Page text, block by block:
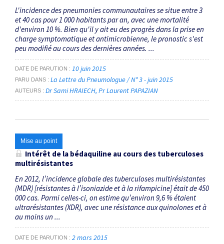
L'incidence des pneumonies communautaires se situe entre 3
et 40 cas pour 1 000 habitants par an, avec une mortalité
d'environ 10 %. Bien qu'il y ait eu des progrès dans la prise en
charge symptomatique et antimicrobienne, le pronostic s'est
peu modifié au cours des dernières années. ...
DATE DE PARUTION 10 juin 2015
PARU DANS La Lettre du Pneumologue / N° 3 - juin 2015
AUTEURS Dr Sami HRAIECH Pr Laurent PAPAZIAN
Mise au point
Intérêt de la bédaquiline au cours des tuberculoses
multirésistantes
En 2012, l’incidence globale des tuberculoses multirésistantes
(MDR) [résistantes à l’isoniazide et à la rifampicine] était de 450
000 cas. Parmi celles-ci, on estime qu’environ 9,6 % étaient
ultrarésistantes (XDR), avec une résistance aux quinolones et à
au moins un ...
DATE DE PARUTION
2 mars 2015